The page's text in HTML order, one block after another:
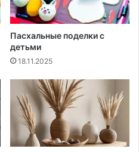
Пасхальные поделки с
детьми
18.11.2025